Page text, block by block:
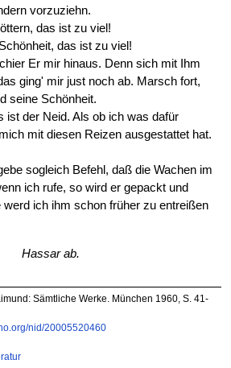
vorzuziehn.
das ist zu viel!
das ist zu viel!
Er mir hinaus. Denn sich mit Ihm
ging' mir just noch ab. Marsch fort,
seine Schönheit.
ist der Neid. Als ob ich was dafür
mit diesen Reizen ausgestattet hat.
sogleich Befehl, daß die Wachen im
ich rufe, so wird er gepackt und
werd ich ihm schon früher zu entreißen
Hassar ab.
Sämtliche Werke. München 1960, S. 41-
nid/20005520460